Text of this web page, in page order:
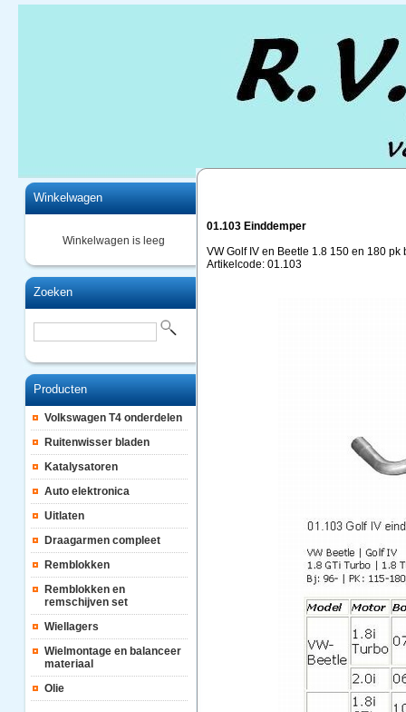
Winkelwagen
Winkelwagen is leeg
Zoeken
Producten
Volkswagen T4 onderdelen
Ruitenwisser bladen
Katalysatoren
Auto elektronica
Uitlaten
Draagarmen compleet
Remblokken
Remblokken en
remschijven set
Wiellagers
Wielmontage en balanceer
materiaal
Olie
01.103 Einddemper
VW Golf IV en Beetle 1.8 150 en 180 pk
Artikelcode: 01.103